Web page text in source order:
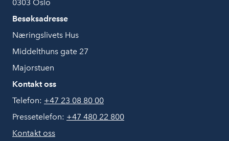
0303 Oslo
Besøksadresse
Næringslivets Hus
Middelthuns gate 27
Majorstuen
Kontakt oss
Telefon: +47 23 08 80 00
Pressetelefon: +47 480 22 800
Kontakt oss